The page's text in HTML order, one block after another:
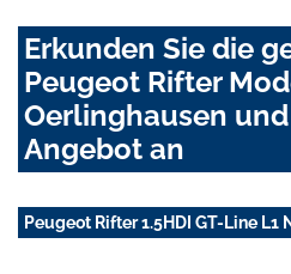
Erkunden Sie die
Peugeot Rifter
Oerlinghausen
Angebot an
Peugeot Rifter 1.5HDI GT-Line L1